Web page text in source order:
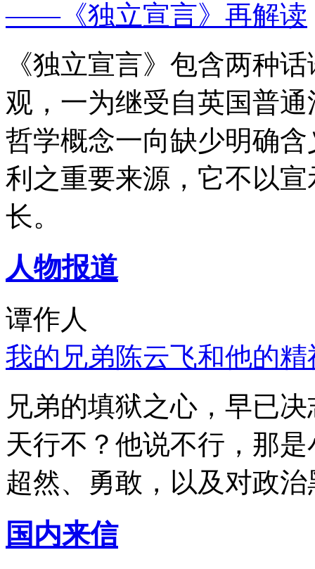
——《独立宣言》再解读
《独立宣言》包含两种
观，一为继受自英国普
哲学概念一向缺少明确
利之重要来源，它不以
长。
人物报道
谭作人
我的兄弟陈云飞和他的
兄弟的填狱之心，早已
天行不？他说不行，那
超然、勇敢，以及对政
国内来信